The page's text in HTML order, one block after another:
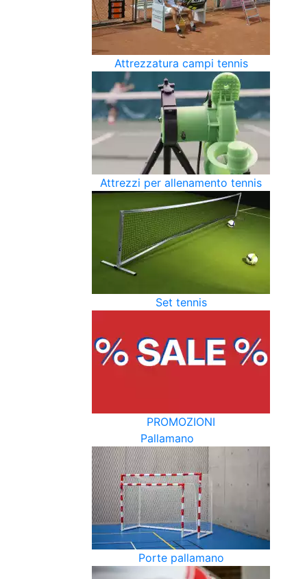
Attrezzatura campi tennis
Attrezzi per allenamento tennis
Set tennis
PROMOZIONI
Pallamano
Porte pallamano